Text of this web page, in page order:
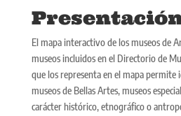
El mapa interactivo de los museos de
museos incluidos en el Directorio de
que los representa en el mapa permite
museos de Bellas Artes, museos
carácter histórico, etnográfico o